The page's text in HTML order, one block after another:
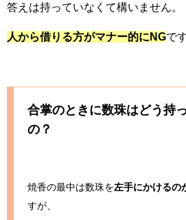
答えは持っていなくて構いません。
人から借りる方がマナー的にNGで
合掌のときに数珠はどう持
の？
焼香の最中は数珠を左手にかけるの
すが、